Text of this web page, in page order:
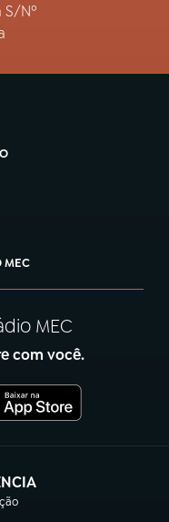
S/Nº
MEC
MEC
com você.
em nova aba)